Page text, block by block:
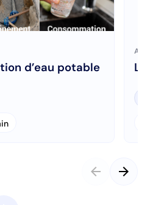
d’eau potable
arrow_back arrow_forward